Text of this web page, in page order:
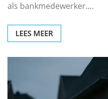
als bankmedewerker.…
LEES MEER